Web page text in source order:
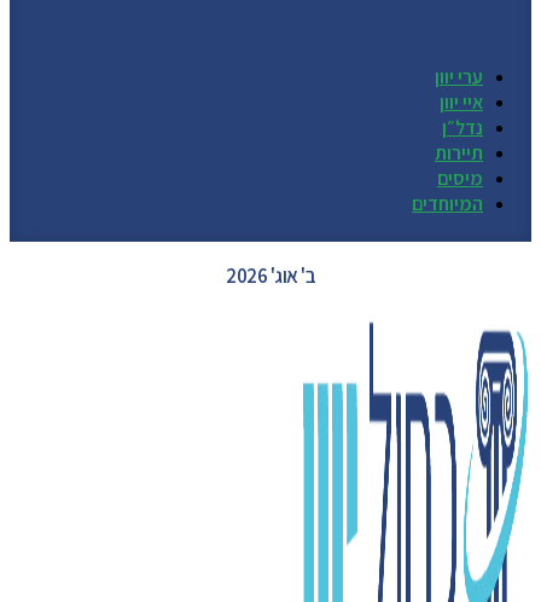
ערי יוון
איי יוון
נדל״ן
תיירות
מיסים
המיוחדים
ב' אוג' 2026